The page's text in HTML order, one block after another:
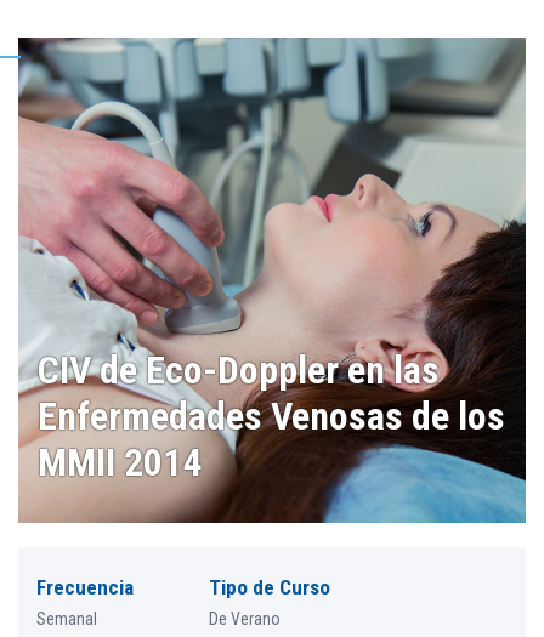
CIV de Eco-Doppler en las
Enfermedades Venosas de los
MMII 2014
Frecuencia
Semanal
Tipo de Curso
De Verano